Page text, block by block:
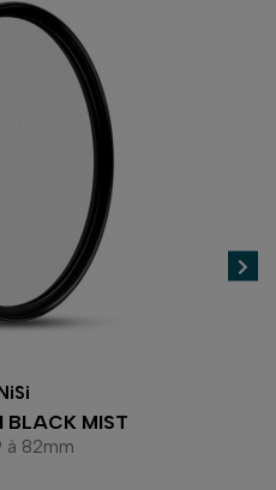
NiSi
BLACK MIST
à 82mm